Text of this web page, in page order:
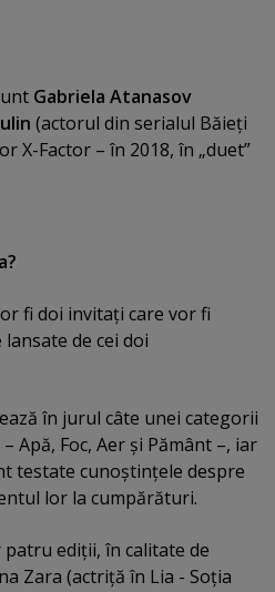
Gabriela Atanasov
(actorul din serialul Băieţi
X-Factor – în 2018, în „duet”
fi doi invitaţi care vor fi
de cei doi
în jurul câte unei categorii
Apă, Foc, Aer şi Pământ –, iar
testate cunoştinţele despre
lor la cumpărături.
ediţii, în calitate de
Zara (actriţă în Lia - Soţia